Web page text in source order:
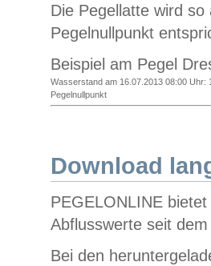
Die Pegellatte wird
Pegelnullpunkt
Beispiel am Pegel
Wasserstand am 16.07.2013 08:00 Uhr:
Pegelnullpunkt
Download
PEGELONLINE
Abflusswerte seit
Bei den